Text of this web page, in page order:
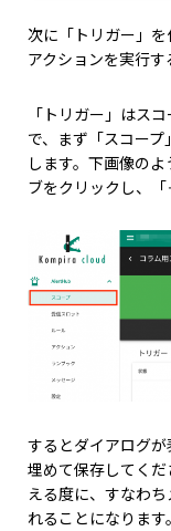
次に「トリガー」を
アクションを実行す
「トリガー」はス
で、まず「スコー
します。下画像の
ブをクリックし、「
するとダイアログ
埋めて保存してく
える度に、すなわ
れることになります。